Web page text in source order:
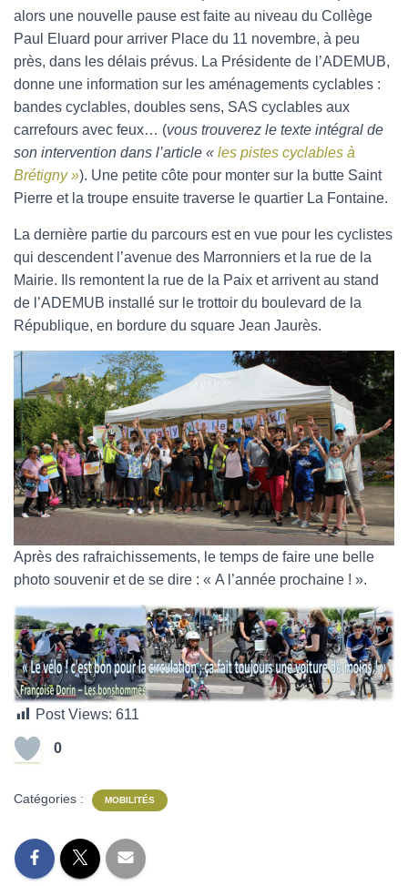
alors une nouvelle pause est faite au niveau du Collège
Paul Eluard pour arriver Place du 11 novembre, à peu
près, dans les délais prévus. La Présidente de l’ADEMUB,
donne une information sur les aménagements cyclables :
bandes cyclables, doubles sens, SAS cyclables aux
carrefours avec feux… (vous trouverez le texte intégral de
son intervention dans l’article « les pistes cyclables à
Brétigny »). Une petite côte pour monter sur la butte Saint
Pierre et la troupe ensuite traverse le quartier La Fontaine.
La dernière partie du parcours est en vue pour les cyclistes
qui descendent l’avenue des Marronniers et la rue de la
Mairie. Ils remontent la rue de la Paix et arrivent au stand
de l’ADEMUB installé sur le trottoir du boulevard de la
République, en bordure du square Jean Jaurès.
Après des rafraichissements, le temps de faire une belle
photo souvenir et de se dire : « A l’année prochaine ! ».
Post Views: 611
0
Catégories : MOBILITÉS